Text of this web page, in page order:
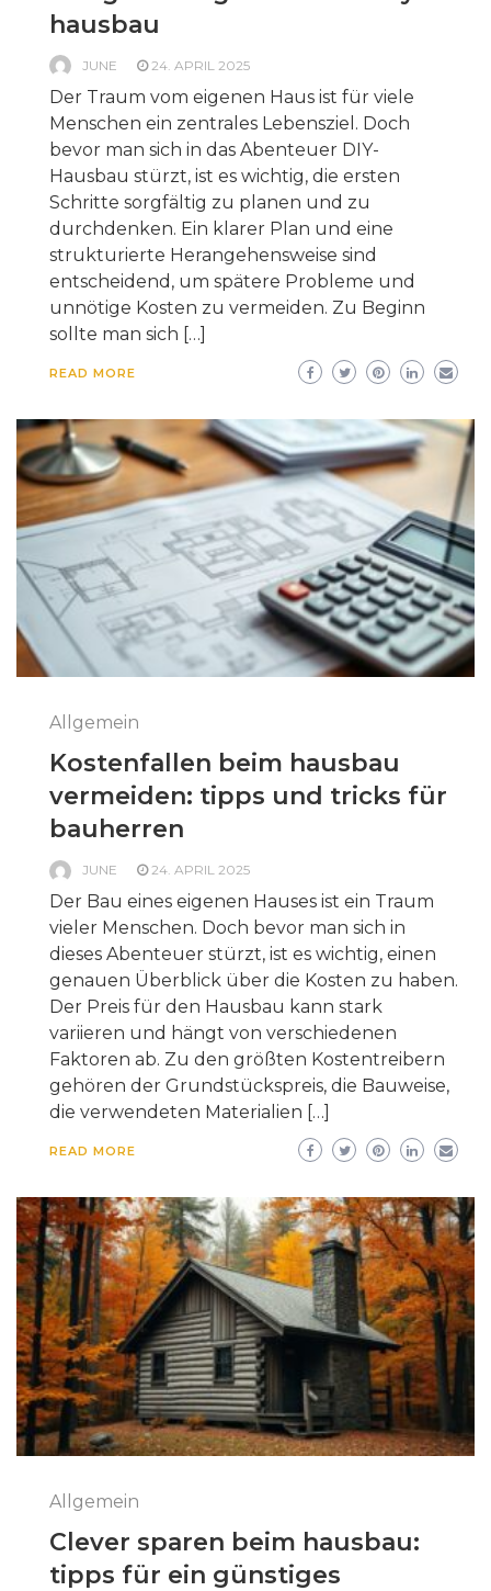
hausbau
JUNE 24. APRIL 2025
Der Traum vom eigenen Haus ist für viele
Menschen ein zentrales Lebensziel. Doch
bevor man sich in das Abenteuer DIY-
Hausbau stürzt, ist es wichtig, die ersten
Schritte sorgfältig zu planen und zu
durchdenken. Ein klarer Plan und eine
strukturierte Herangehensweise sind
entscheidend, um spätere Probleme und
unnötige Kosten zu vermeiden. Zu Beginn
sollte man sich […]
READ MORE
Allgemein
Kostenfallen beim hausbau
vermeiden: tipps und tricks für
bauherren
JUNE 24. APRIL 2025
Der Bau eines eigenen Hauses ist ein Traum
vieler Menschen. Doch bevor man sich in
dieses Abenteuer stürzt, ist es wichtig, einen
genauen Überblick über die Kosten zu haben.
Der Preis für den Hausbau kann stark
variieren und hängt von verschiedenen
Faktoren ab. Zu den größten Kostentreibern
gehören der Grundstückspreis, die Bauweise,
die verwendeten Materialien […]
READ MORE
Allgemein
Clever sparen beim hausbau:
tipps für ein günstiges